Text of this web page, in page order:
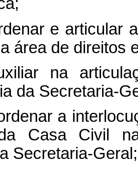
e articular
área de direitos
na
da Secretaria-
a
Casa Civil
Secretaria-Geral;